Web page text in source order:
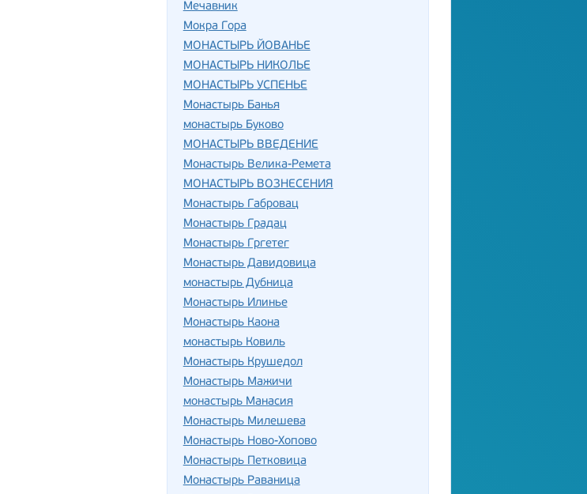
Мечавник
Мокра Гора
МОНАСТЫРЬ ЙОВАНЬЕ
МОНАСТЫРЬ НИКОЛЬЕ
МОНАСТЫРЬ УСПЕНЬЕ
Монастырь Банья
монастырь Буково
МОНАСТЫРЬ ВВЕДЕНИЕ
Монастырь Велика-Ремета
МОНАСТЫРЬ ВОЗНЕСЕНИЯ
Монастырь Габровац
Монастырь Градац
Монастырь Гргетег
Монастырь Давидовица
монастырь Дубница
Монастырь Илинье
Монастырь Каона
монастырь Ковиль
Монастырь Крушедол
Монастырь Мажичи
монастырь Манасия
Монастырь Милешева
Монастырь Ново-Хопово
Монастырь Петковица
Монастырь Раваница